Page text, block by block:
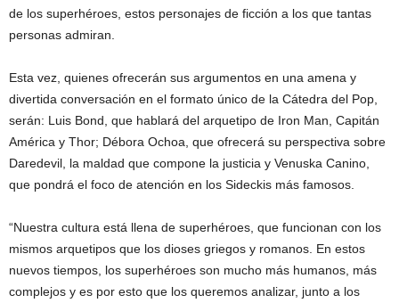
de los superhéroes, estos personajes de ficción a los que tantas
personas admiran.
Esta vez, quienes ofrecerán sus argumentos en una amena y
divertida conversación en el formato único de la Cátedra del Pop,
serán: Luis Bond, que hablará del arquetipo de Iron Man, Capitán
América y Thor; Débora Ochoa, que ofrecerá su perspectiva sobre
Daredevil, la maldad que compone la justicia y Venuska Canino,
que pondrá el foco de atención en los Sideckis más famosos.
“Nuestra cultura está llena de superhéroes, que funcionan con los
mismos arquetipos que los dioses griegos y romanos. En estos
nuevos tiempos, los superhéroes son mucho más humanos, más
complejos y es por esto que los queremos analizar, junto a los